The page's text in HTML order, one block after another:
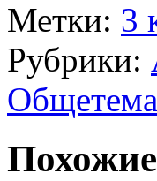
Метки: 3
Рубрики: